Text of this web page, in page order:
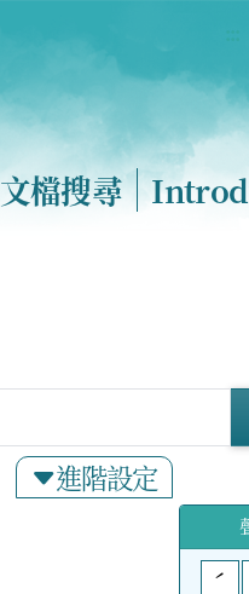
文檔搜尋
進階設定
ˊ